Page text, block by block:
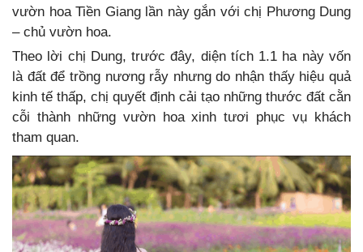
vườn hoa Tiền Giang lần này gắn với chị Phương Dung
– chủ vườn hoa.
Theo lời chị Dung, trước đây, diện tích 1.1 ha này vốn
là đất để trồng nương rẫy nhưng do nhận thấy hiệu quả
kinh tế thấp, chị quyết định cải tạo những thước đất cằn
cỗi thành những vườn hoa xinh tươi phục vụ khách
tham quan.